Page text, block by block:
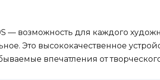
— возможность для каждого
Это высококачественное
впечатления от